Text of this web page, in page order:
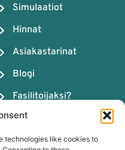
technologies like cookies to
Simulaatiot
Hinnat
Asiakastarinat
Blogi
Fasilitoijaksi?
Meistä
Tiimityön ABC